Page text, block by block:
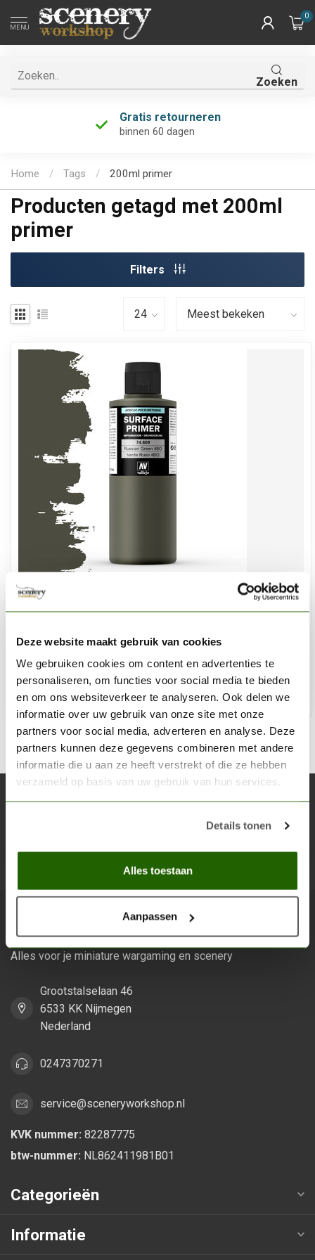
Deze website maakt gebruik van cookies
We gebruiken cookies om content en advertenties te
personaliseren, om functies voor social media te bieden
en om ons websiteverkeer te analyseren. Ook delen we
informatie over uw gebruik van onze site met onze
partners voor social media, adverteren en analyse. Deze
partners kunnen deze gegevens combineren met andere
informatie die u aan ze heeft verstrekt of die ze hebben
verzameld op basis van uw gebruik van hun services.
Details tonen
Alles toestaan
Aanpassen
MENU
0
Zoeken
Gratis retourneren
binnen 60 dagen
Home / Tags / 200ml primer
Producten getagd met 200ml
primer
Filters
VALLEJO
Surface Primer Russian Green 4BO - 200ml - 74609
€15,42
Op voorraad
Abonneer je op onze nieuwsbrief
Blijf op de hoogte over onze laatste acties
Scenery Workshop BV
Alles voor je miniature wargaming en scenery
Grootstalselaan 46
6533 KK Nijmegen
Nederland
0247370271
service@sceneryworkshop.nl
KVK nummer: 82287775
btw-nummer: NL862411981B01
Categorieën
Informatie